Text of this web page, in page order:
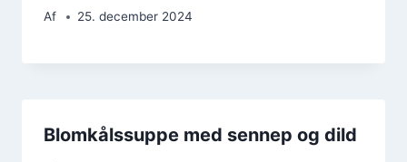
Af 25. december 2024
Blomkålssuppe med sennep og dild